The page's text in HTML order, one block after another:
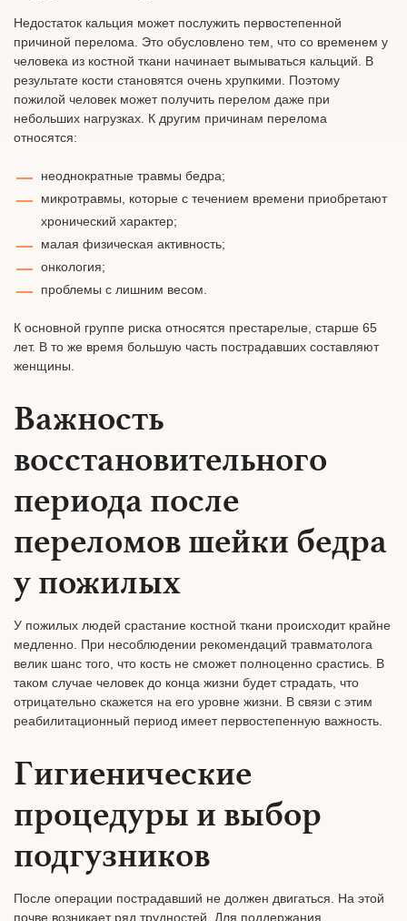
Недостаток кальция может послужить первостепенной
причиной перелома. Это обусловлено тем, что со временем у
человека из костной ткани начинает вымываться кальций. В
результате кости становятся очень хрупкими. Поэтому
пожилой человек может получить перелом даже при
небольших нагрузках. К другим причинам перелома
относятся:
неоднократные травмы бедра;
микротравмы, которые с течением времени приобретают
хронический характер;
малая физическая активность;
онкология;
проблемы с лишним весом.
К основной группе риска относятся престарелые, старше 65
лет. В то же время большую часть пострадавших составляют
женщины.
Важность
восстановительного
периода после
переломов шейки бедра
у пожилых
У пожилых людей срастание костной ткани происходит крайне
медленно. При несоблюдении рекомендаций травматолога
велик шанс того, что кость не сможет полноценно срастись. В
таком случае человек до конца жизни будет страдать, что
отрицательно скажется на его уровне жизни. В связи с этим
реабилитационный период имеет первостепенную важность.
Гигиенические
процедуры и выбор
подгузников
После операции пострадавший не должен двигаться. На этой
почве возникает ряд трудностей. Для поддержания